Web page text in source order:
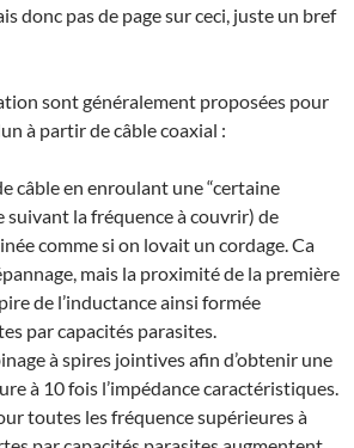
donc pas de page sur ceci, juste un bref
sont généralement proposées pour
à partir de câble coaxial :
câble en enroulant une “certaine
suivant la fréquence à couvrir) de
comme si on lovait un cordage. Ca
mais la proximité de la première
de l’inductance ainsi formée
par capacités parasites.
à spires jointives afin d’obtenir une
à 10 fois l’impédance caractéristiques.
toutes les fréquence supérieures à